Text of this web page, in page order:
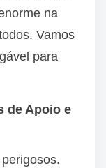
na
Vamos
para
de Apoio e